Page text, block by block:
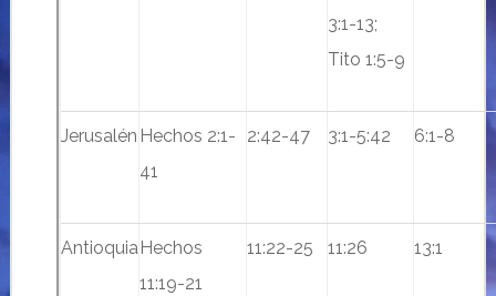
3:1-13;
Tito 1:5-9
Jerusalén Hechos 2:1-
41
2:42-47 3:1-5:42 6:1-8
AntioquiaHechos
11:19-21
11:22-25 11:26 13:1